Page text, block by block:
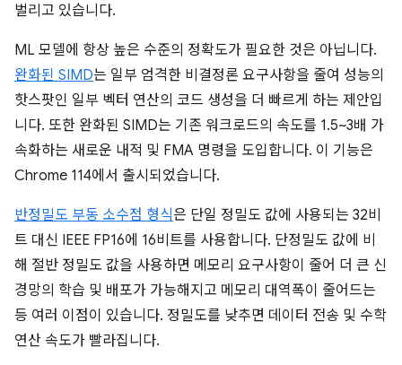
벌리고 있습니다.
ML 모델에 항상 높은 수준의 정확도가 필요한 것은 아닙니다.
완화된 SIMD는 일부 엄격한 비결정론 요구사항을 줄여 성능의
핫스팟인 일부 벡터 연산의 코드 생성을 더 빠르게 하는 제안입
니다. 또한 완화된 SIMD는 기존 워크로드의 속도를 1.5~3배 가
속화하는 새로운 내적 및 FMA 명령을 도입합니다. 이 기능은
Chrome 114에서 출시되었습니다.
반정밀도 부동 소수점 형식은 단일 정밀도 값에 사용되는 32비
트 대신 IEEE FP16에 16비트를 사용합니다. 단정밀도 값에 비
해 절반 정밀도 값을 사용하면 메모리 요구사항이 줄어 더 큰 신
경망의 학습 및 배포가 가능해지고 메모리 대역폭이 줄어드는
등 여러 이점이 있습니다. 정밀도를 낮추면 데이터 전송 및 수학
연산 속도가 빨라집니다.